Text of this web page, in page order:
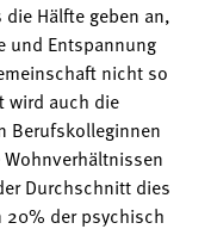
Hälfte geben an,
und Entspannung
nicht so
wird auch die
Berufskolleginnen
Durchschnitt dies
20% der psychisch